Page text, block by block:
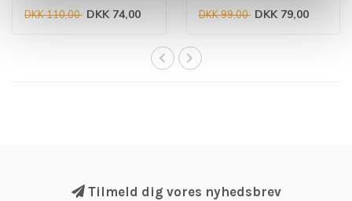
rengøring af gearsystem
DKK 110,00 DKK 74,00
bionedbrydeligt. Til
DKK 99,00 DKK 79,00
Tilmeld dig vores nyhedsbrev